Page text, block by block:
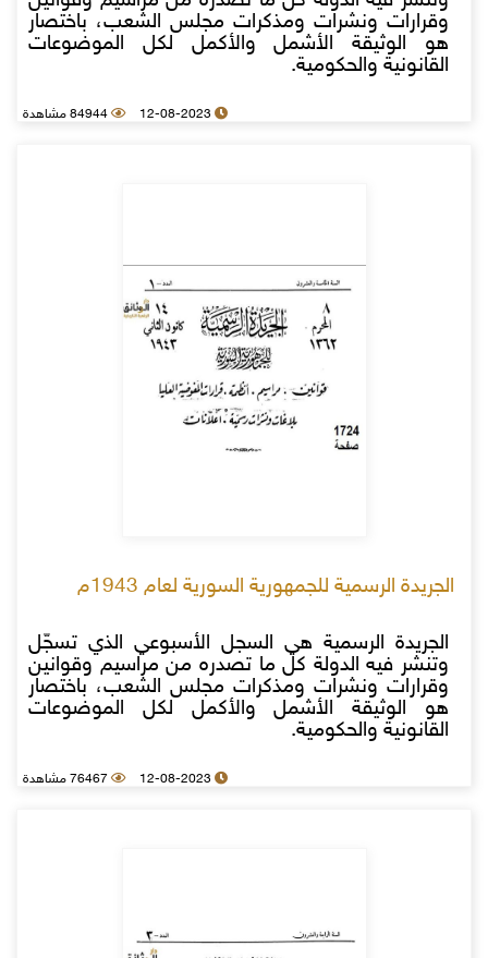
وقرارات ونشرات ومذكرات مجلس الشعب، باختصار
هو الوثيقة الأشمل والأكمل لكل الموضوعات
القانونية والحكومية.
12-08-2023 84944 مشاهدة
الجريدة الرسمية للجمهورية السورية لعام 1943م
الجريدة الرسمية هي السجل الأسبوعي الذي تسجّل
وتنشر فيه الدولة كل ما تصدره من مراسيم وقوانين
وقرارات ونشرات ومذكرات مجلس الشعب، باختصار
هو الوثيقة الأشمل والأكمل لكل الموضوعات
القانونية والحكومية.
12-08-2023 76467 مشاهدة